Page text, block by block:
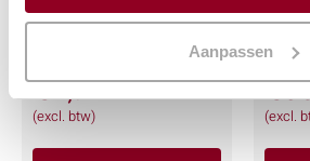
Aanpassen
Parasol Ø180cm.
€2,91
(excl. btw)
€
(excl.